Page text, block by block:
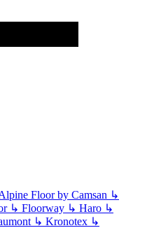
Floor by Camsan ↳
↳ Floorway ↳ Haro ↳
↳ Kronotex ↳